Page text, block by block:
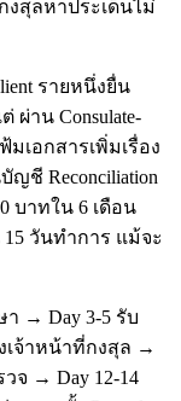
สุลหาประเด็นไม่
รายหนึ่งยื่น
ผ่าน Consulate-
มเอกสารเพิ่มเรื่อง
ญชี Reconciliation
บาทใน 6 เดือน
วันทำการ แม้จะ
า → Day 3-5 รับ
เจ้าหน้าที่กงสุล →
วจ → Day 12-14